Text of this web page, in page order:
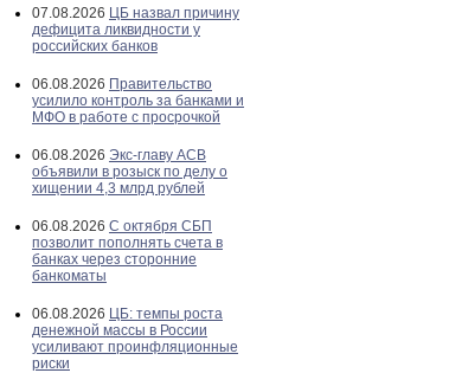
07.08.2026 ЦБ назвал причину
дефицита ликвидности у
российских банков
06.08.2026 Правительство
усилило контроль за банками и
МФО в работе с просрочкой
06.08.2026 Экс-главу АСВ
объявили в розыск по делу о
хищении 4,3 млрд рублей
06.08.2026 С октября СБП
позволит пополнять счета в
банках через сторонние
банкоматы
06.08.2026 ЦБ: темпы роста
денежной массы в России
усиливают проинфляционные
риски